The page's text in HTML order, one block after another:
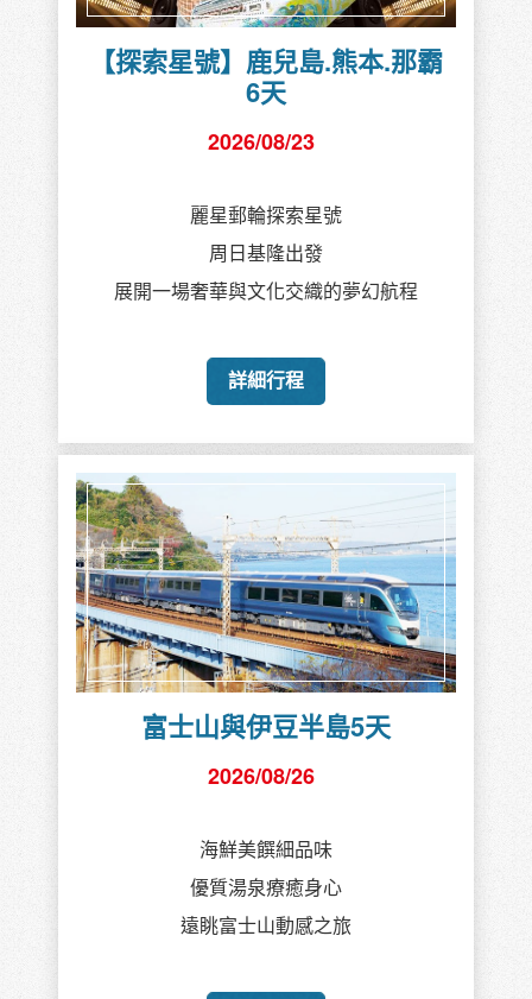
【探索星號】鹿兒島.熊本.那霸
6天
2026/08/23
麗星郵輪探索星號
周日基隆出發
展開一場奢華與文化交織的夢幻航程
詳細行程
富士山與伊豆半島5天
2026/08/26
海鮮美饌細品味
優質湯泉療癒身心
遠眺富士山動感之旅